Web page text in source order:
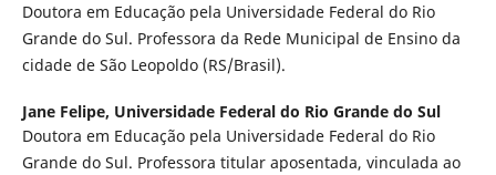
Doutora em Educação pela Universidade Federal do Rio
Grande do Sul. Professora da Rede Municipal de Ensino da
cidade de São Leopoldo (RS/Brasil).
Jane Felipe, Universidade Federal do Rio Grande do Sul
Doutora em Educação pela Universidade Federal do Rio
Grande do Sul. Professora titular aposentada, vinculada ao